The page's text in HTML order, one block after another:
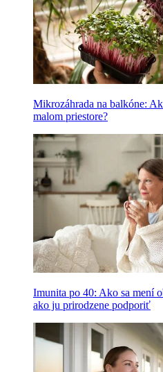
Mikrozáhrada na balkóne:
malom priestore?
Imunita po 40: Ako sa mení
ako ju prirodzene podporiť